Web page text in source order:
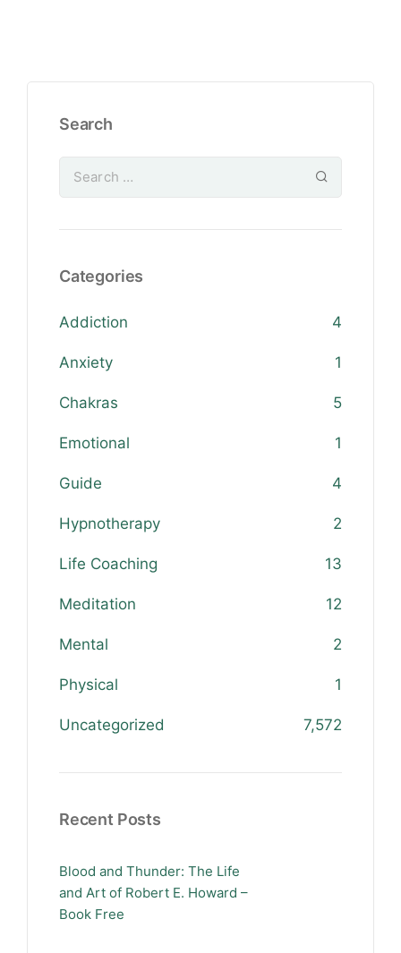
Search
Categories
Addiction 4
Anxiety 1
Chakras 5
Emotional 1
Guide 4
Hypnotherapy 2
Life Coaching 13
Meditation 12
Mental 2
Physical 1
Uncategorized 7,572
Recent Posts
Blood and Thunder: The Life
and Art of Robert E. Howard –
Book Free